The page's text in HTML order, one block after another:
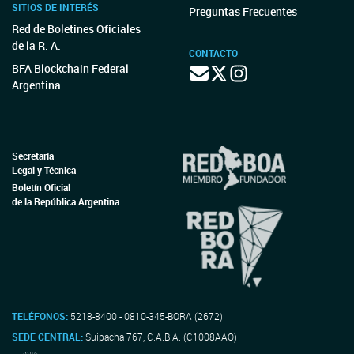
SITIOS DE INTERÉS
Red de Boletines Oficiales
de la R. A.
BFA Blockchain Federal
Argentina
Preguntas Frecuentes
CONTACTO
Secretaría
Legal y Técnica
Boletín Oficial
de la República Argentina
TELÉFONOS: 5218-8400 - 0810-345-BORA (2672)
SEDE CENTRAL:Suipacha 767, C.A.B.A. (C1008AAO)